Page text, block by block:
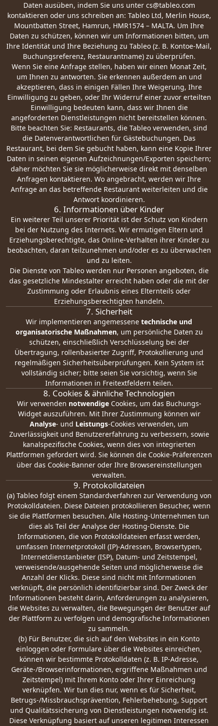
Daten ausüben, indem Sie uns unter cs@tableo.com
kontaktieren oder uns schreiben an: Tableo Ltd, Merlin House,
Mountbatten Street, Hamrun, HMR1574 – MALTA. Um Ihre
Daten zu schützen, können wir um Informationen bitten, um
Ihre Identität und Ihre Beziehung zu Tableo (z. B. Kontoe-Mail,
Buchungsreferenz, Restaurantname) zu überprüfen.
Wenn Sie eine Anfrage stellen, haben wir einen Monat Zeit,
um Ihnen zu antworten. Sie erkennen außerdem an und
akzeptieren, dass in einigen Fällen Ihre Weigerung, Ihre
Einwilligung zu geben, oder Ihr Widerruf einer zuvor erteilten
Einwilligung bedeuten kann, dass wir Ihnen die
angeforderten Dienstleistungen nicht bereitstellen können.
Bitte beachten Sie: Restaurants, die Tableo verwenden, sind
die Datenverantwortlichen für Gästebuchungen. Das
Restaurant, bei dem Sie gebucht haben, kann eine Kopie Ihrer
Daten in seinen eigenen Aufzeichnungen/Exporten speichern;
daher möchten Sie sie möglicherweise direkt mit denselben
Anfragen kontaktieren. Wo angebracht, werden wir Ihre
Anfrage an das betreffende Restaurant weiterleiten und die
Antwort koordinieren.
6. Informationen über Kinder
Ein weiterer Teil unserer Priorität ist der Schutz von Kindern
bei der Nutzung des Internets. Wir ermutigen Eltern und
Erziehungsberechtigte, das Online-Verhalten ihrer Kinder zu
beobachten, daran teilzunehmen und/oder es zu überwachen
und zu leiten.
Die Dienste von Tableo werden nur Personen angeboten, die
das gesetzliche Mindestalter erreicht haben oder die mit der
Zustimmung oder Erlaubnis eines Elternteils oder
Erziehungsberechtigten handeln.
7. Sicherheit
Wir implementieren angemessene technische und
organisatorische Maßnahmen, um persönliche Daten zu
schützen, einschließlich Verschlüsselung bei der
Übertragung, rollenbasierter Zugriff, Protokollierung und
regelmäßigen Sicherheitsüberprüfungen. Kein System ist
vollständig sicher; bitte seien Sie vorsichtig, wenn Sie
Informationen in Freitextfeldern teilen.
8. Cookies & ähnliche Technologien
Wir verwenden notwendigeCookies, um das Buchungs-
Widget auszuführen. Mit Ihrer Zustimmung können wir
Analyse- und Leistungs-Cookies verwenden, um
Zuverlässigkeit und Benutzererfahrung zu verbessern, sowie
kanalspezifische Cookies, wenn dies von integrierten
Plattformen gefordert wird. Sie können die Cookie-Präferenzen
über das Cookie-Banner oder Ihre Browsereinstellungen
verwalten.
9. Protokolldateien
(a) Tableo folgt einem Standardverfahren zur Verwendung von
Protokolldateien. Diese Dateien protokollieren Besucher, wenn
sie die Plattformen besuchen. Alle Hosting-Unternehmen tun
dies als Teil der Analyse der Hosting-Dienste. Die
Informationen, die von Protokolldateien erfasst werden,
umfassen Internetprotokoll (IP)-Adressen, Browsertypen,
Internetdienstanbieter (ISP), Datum- und Zeitstempel,
verweisende/ausgehende Seiten und möglicherweise die
Anzahl der Klicks. Diese sind nicht mit Informationen
verknüpft, die persönlich identifizierbar sind. Der Zweck der
Informationen besteht darin, Anforderungen zu analysieren,
die Websites zu verwalten, die Bewegungen der Benutzer auf
der Plattform zu verfolgen und demografische Informationen
zu sammeln.
(b) Für Benutzer, die sich auf den Websites in ein Konto
einloggen oder Formulare über die Websites einreichen,
können wir bestimmte Protokolldaten (z. B. IP-Adresse,
Geräte-/Browserinformationen, ergriffene Maßnahmen und
Zeitstempel) mit Ihrem Konto oder Ihrer Einreichung
verknüpfen. Wir tun dies nur, wenn es für Sicherheit,
Betrugs-/Missbrauchsprävention, Fehlerbehebung, Support
und Qualitätssicherung von Dienstleistungen notwendig ist.
Diese Verknüpfung basiert auf unseren legitimen Interessen